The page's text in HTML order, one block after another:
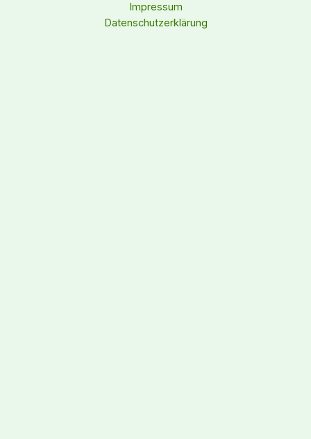
Impressum
Datenschutzerklärung